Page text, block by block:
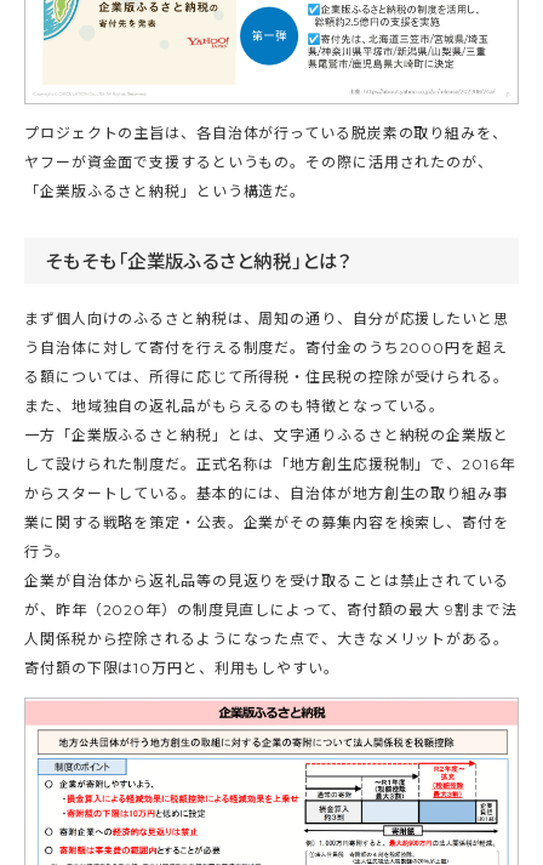
プロジェクトの主旨は、各自治体が行っている脱炭素の取り組みを、
ヤフーが資金面で支援するというもの。その際に活用されたのが、
「企業版ふるさと納税」という構造だ。
そもそも「企業版ふるさと納税」とは？
まず個人向けのふるさと納税は、周知の通り、自分が応援したいと思
う自治体に対して寄付を行える制度だ。寄付金のうち2000円を超え
る額については、所得に応じて所得税・住民税の控除が受けられる。
また、地域独自の返礼品がもらえるのも特徴となっている。
一方「企業版ふるさと納税」とは、文字通りふるさと納税の企業版と
して設けられた制度だ。正式名称は「地方創生応援税制」で、2016年
からスタートしている。基本的には、自治体が地方創生の取り組み事
業に関する戦略を策定・公表。企業がその募集内容を検索し、寄付を
行う。
企業が自治体から返礼品等の見返りを受け取ることは禁止されている
が、昨年（2020年）の制度見直しによって、寄付額の最大 9割まで法
人関係税から控除されるようになった点で、大きなメリットがある。
寄付額の下限は10万円と、利用もしやすい。